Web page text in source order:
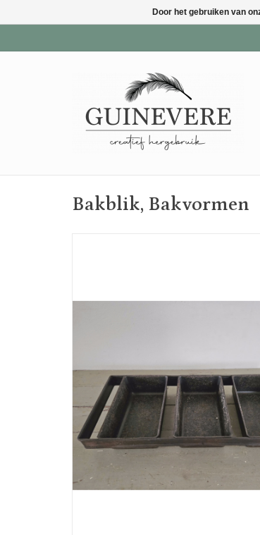
Bakblik, Bakvormen
Door het gebruiken van